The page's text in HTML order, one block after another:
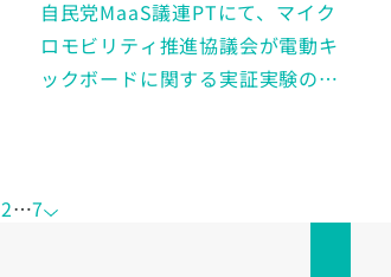
自民党MaaS議連PTにて、マイク
ロモビリティ推進協議会が電動キ
ックボードに関する実証実験の進
2…7